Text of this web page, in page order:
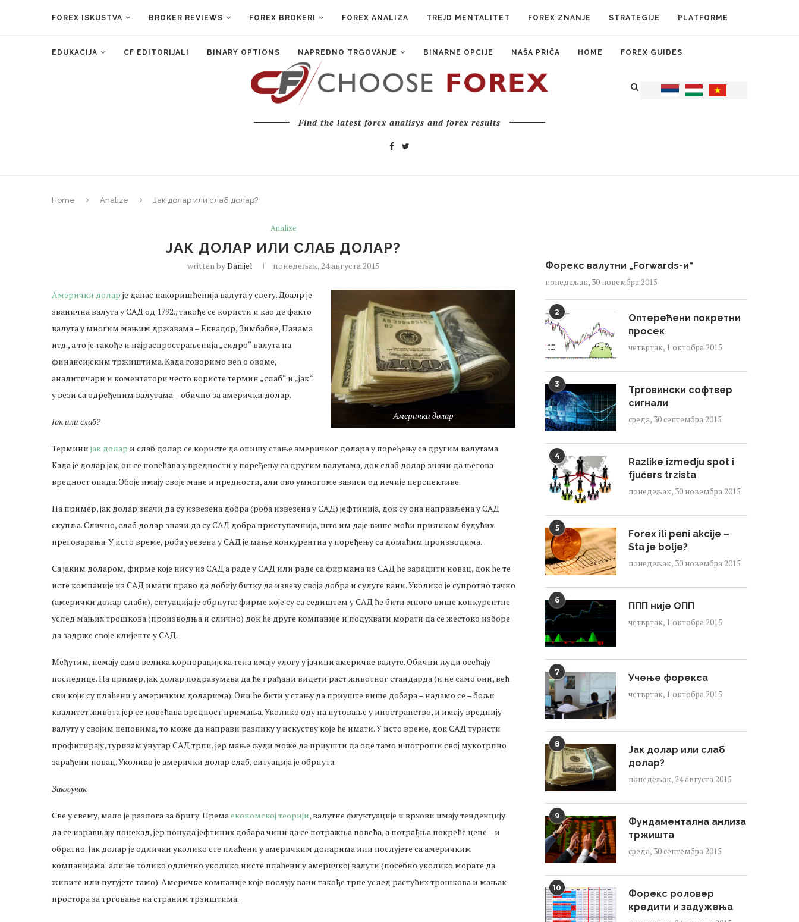
FOREX ISKUSTVA BROKER REVIEWS FOREX BROKERI FOREX ANALIZA TREJD MENTALITET FOREX ZNANJE STRATEGIJE PLATFORME
EDUKACIJA CF EDITORIJALI BINARY OPTIONS NAPREDNO TRGOVANJE BINARNE OPCIJE NAŠA PRIČA HOME FOREX GUIDES
Find the latest forex analisys and forex results
Home Analize Јак долар или слаб долар?
Analize
ЈАК ДОЛАР ИЛИ СЛАБ ДОЛАР?
written byDanijel понедељак, 24 августа 2015
Амерички долар
Амерички долар је данас накоришћенија валута у свету. Доалр је
званична валута у САД од 1792., такође се користи и као де факто
валута у многим мањим државама – Еквадор, Зимбабве, Панама
итд., а то је такође и најраспрострањенија „сидро“ валута на
финансијским тржиштима. Када говоримо већ о овоме,
аналитичари и коментатори често користе термин „слаб“ и „јак“
у вези са одређеним валутама – обично за амерички долар.
Јак или слаб?
Термини јак долар и слаб долар се користе да опишу стање америчког долара у поређењу са другим валутама.
Када је долар јак, он се повећава у вредности у поређењу са другим валутама, док слаб долар значи да његова
вредност опада. Обоје имају своје мане и предности, али ово умногоме зависи од нечије перспективе.
На пример, јак долар значи да су извезена добра (роба извезена у САД) јефтинија, док су она направљена у САД
скупља. Слично, слаб долар значи да су САД добра приступачнија, што им даје више моћи приликом будућих
преговарања. У исто време, роба увезена у САД је мање конкурентна у поређењу са домаћим производима.
Са јаким доларом, фирме које нису из САД а раде у САД или раде са фирмама из САД ће зарадити новац, док ће те
исте компаније из САД имати право да добију битку да извезу своја добра и сулуге вани. Уколико је супротно тачно
(амерички долар слаби), ситуација је обрнута: фирме које су са седиштем у САД ће бити много више конкурентне
услед мањих трошкова (производња и слично) док ће друге компаније и подухвати морати да се жестоко изборе
да задрже своје клијенте у САД.
Међутим, немају само велика корпорацијска тела имају улогу у јачини америчке валуте. Обични људи осећају
последице. На пример, јак долар подразумева да ће грађани видети раст животног стандарда (и не само они, већ
сви који су плаћени у америчким доларима). Они ће бити у стању да приуште више добара – надамо се – бољи
квалитет живота јер се повећава вредност примања. Уколико оду на путовање у иностранство, и имају вреднију
валуту у својим џеповима, то може да направи разлику у искуству које ће имати. У исто време, док САД туристи
профитирају, туризам унутар САД трпи, јер мање људи може да приушти да оде тамо и потроши свој мукотрпно
зарађени новац. Уколико је амерички долар слаб, ситуација је обрнута.
Закључак
Све у свему, мало је разлога за бригу. Према економској теорији, валутне флуктуације и врхови имају тенденцију
да се изравњају понекад, јер понуда јефтиних добара чини да се потражња повећа, а потрађња покреће цене – и
обратно. Јак долар је одличан уколико сте плаћени у америчким доларима или послујете са америчким
компанијама; али не толико одлично уколико нисте плаћени у америчкој валути (посебно уколико морате да
живите или путујете тамо). Америчке компаније које послују вани такође трпе услед растућих трошкова и мањак
простора за трговање на страним трзиштима.
Форекс валутни „Forwards-и“
понедељак, 30 новембра 2015
2
Оптерећени покретни
просек
четвртак, 1 октобра 2015
3
Трговински софтвер
сигнали
среда, 30 септембра 2015
4
Razlike izmedju spot i
fjučers trzista
понедељак, 30 новембра 2015
5
Forex ili peni akcije –
Sta je bolje?
понедељак, 30 новембра 2015
6 ППП није ОПП
четвртак, 1 октобра 2015
7 Учење форекса
четвртак, 1 октобра 2015
8
Јак долар или слаб
долар?
понедељак, 24 августа 2015
9
Фундаментална анлиза
тржишта
среда, 30 септембра 2015
10
Форекс роловер
кредити и задужења